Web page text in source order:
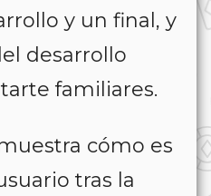
y un final, y
desarrollo
familiares.
cómo es
tras la